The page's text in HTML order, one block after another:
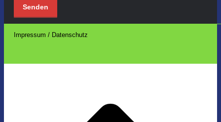
Impressum / Datenschutz